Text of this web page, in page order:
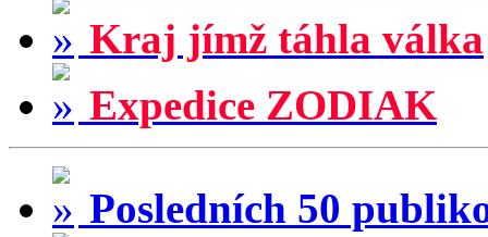
Kraj jímž táhla válka
Expedice ZODIAK
Posledních 50